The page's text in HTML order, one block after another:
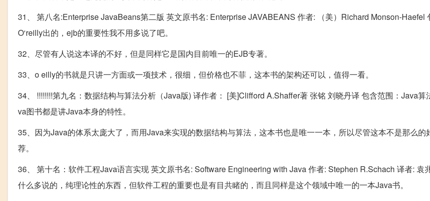
31、 第八名:Enterprise JavaBeans第二版 英文原书名: Enterprise JAVABEANS 作者: （美）Richard Monson-Haefel
O‘reilly出的，ejb的重要性我不用多说了吧。
32、尽管有人说这本译的不好，但是同样它是国内目前唯一的EJB专著。
33、o eilly的书就是只讲一方面或一项技术，很细，但价格也不菲，这本书的架构还可以，值得一看。
34、 !!!!!!!!第九名：数据结构与算法分析（Java版) 译作者： [美]Clifford A.Shaffer著 张铭 刘晓丹译 包含范围：Java算
va图书都是讲Java本身的特性。
35、因为Java的体系太庞大了，而用Java来实现的数据结构与算法，这本书也是唯一一本，所以尽管这本不是那么的
荐。
36、 第十名：软件工程Java语言实现 英文原书名: Software Engineering with Java 作者: Stephen R.Schach 译者: 袁
什么多说的，纯理论性的东西，但软件工程的重要也是有目共睹的，而且同样是这个领域中唯一的一本Java书。